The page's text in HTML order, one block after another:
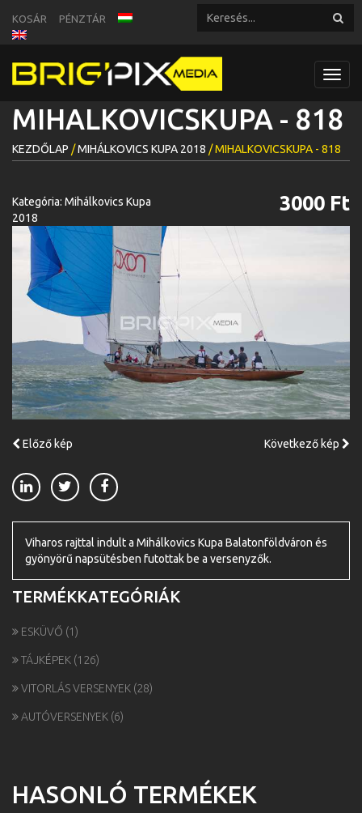
KOSÁR PÉNZTÁR
MIHALKOVICSKUPA - 818
KEZDŐLAP /MIHÁLKOVICS KUPA 2018 / MIHALKOVICSKUPA - 818
Kategória: Mihálkovics Kupa
2018
3000 Ft
Előző kép Következő kép
Viharos rajttal indult a Mihálkovics Kupa Balatonföldváron és
gyönyörű napsütésben futottak be a versenyzők.
TERMÉKKATEGÓRIÁK
ESKÜVŐ (1)
TÁJKÉPEK (126)
VITORLÁS VERSENYEK (28)
AUTÓVERSENYEK (6)
HASONLÓ TERMÉKEK